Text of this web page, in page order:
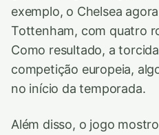
exemplo, o Chelsea
Tottenham, com quatro
Como resultado, a
competição europeia,
no início da temporada.
Além disso, o jogo